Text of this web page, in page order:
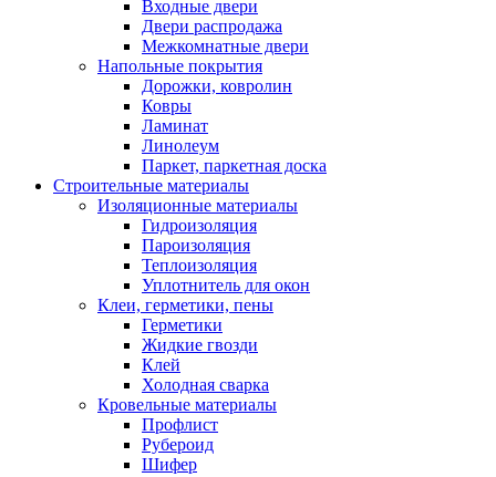
Входные двери
Двери распродажа
Межкомнатные двери
Напольные покрытия
Дорожки, ковролин
Ковры
Ламинат
Линолеум
Паркет, паркетная доска
Строительные материалы
Изоляционные материалы
Гидроизоляция
Пароизоляция
Теплоизоляция
Уплотнитель для окон
Клеи, герметики, пены
Герметики
Жидкие гвозди
Клей
Холодная сварка
Кровельные материалы
Профлист
Рубероид
Шифер